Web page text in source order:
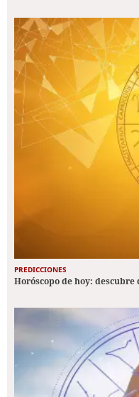
PREDICCIONES
Horóscopo de hoy: descubre